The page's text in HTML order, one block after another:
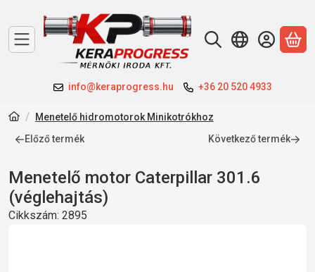
info@keraprogress.hu +36 20 520 4933
A
Menetelő hidromotorok Minikotrókhoz
Előző termék
Következő termék
Menetelő motor Caterpillar 301.6
(véglehajtás)
Cikkszám: 2895